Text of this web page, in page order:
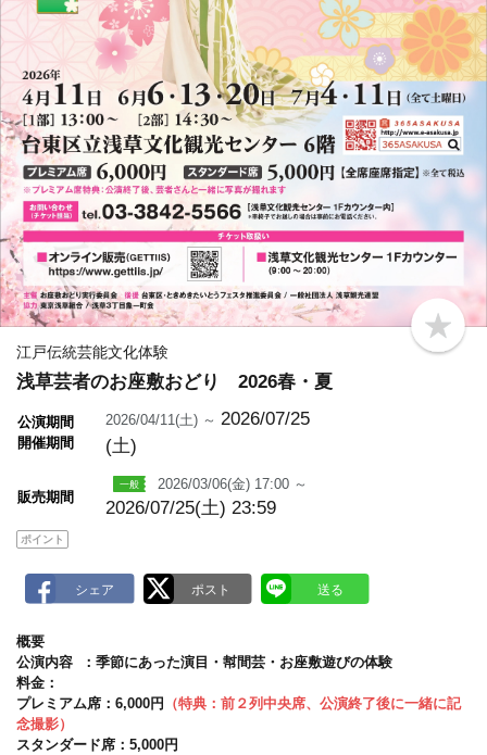
b
o
江戸伝統芸能文化体験
浅草芸者のお座敷おどり 2026春・夏
公演期間
開催期間
2026/04/11(土) ～ 2026/07/25
(土)
販売期間
2026/03/06(金) 17:00 ～
2026/07/25(土) 23:59
ポイント
概要
公演内容 ：季節にあった演目・幇間芸・お座敷遊びの体験
料金：
プレミアム席：6,000円
（特典：前２列中央席、公演終了後に一緒に記
念撮影）
スタンダード席：5,000円